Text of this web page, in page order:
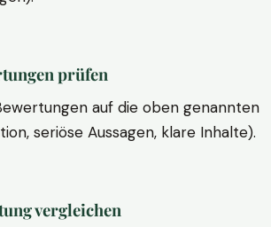
prüfen
auf die oben genannten
seriöse Aussagen, klare Inhalte).
vergleichen